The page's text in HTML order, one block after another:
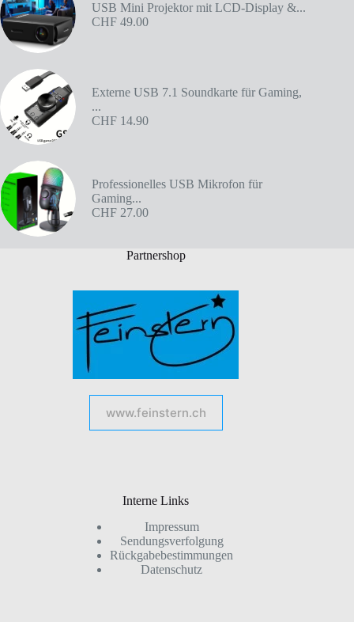
USB Mini Projektor mit LCD-Display &...
CHF 49.00
Externe USB 7.1 Soundkarte für Gaming,
...
CHF 14.90
Professionelles USB Mikrofon für
Gaming...
CHF 27.00
Partnershop
www.feinstern.ch
Interne Links
Impressum
Sendungsverfolgung
Rückgabebestimmungen
Datenschutz